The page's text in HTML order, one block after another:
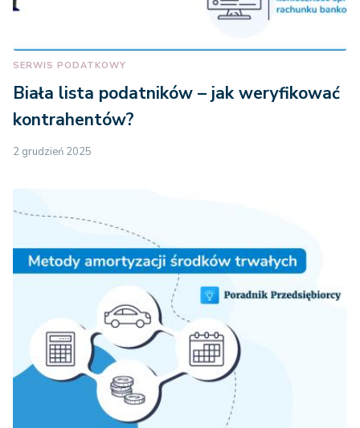
SERWIS PODATKOWY
Biała lista podatników – jak weryfikować
kontrahentów?
2 grudzień 2025